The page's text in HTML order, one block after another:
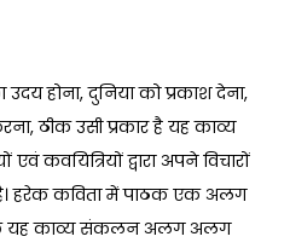
होना, दुनिया को प्रकाश देना,
ठीक उसी प्रकार है यह काव्य
कवयित्रियों द्वारा अपने विचारों
हरेक कविता में पाठक एक अलग
यह काव्य संकलन अलग अलग